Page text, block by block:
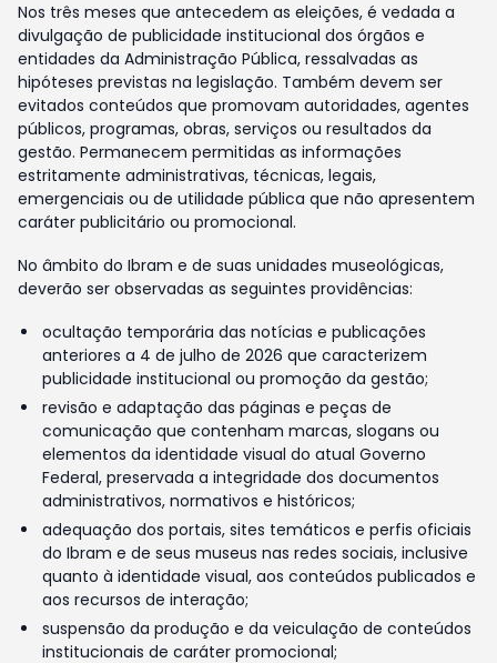
Nos três meses que antecedem as eleições, é vedada a
divulgação de publicidade institucional dos órgãos e
entidades da Administração Pública, ressalvadas as
hipóteses previstas na legislação. Também devem ser
evitados conteúdos que promovam autoridades, agentes
públicos, programas, obras, serviços ou resultados da
gestão. Permanecem permitidas as informações
estritamente administrativas, técnicas, legais,
emergenciais ou de utilidade pública que não apresentem
caráter publicitário ou promocional.
No âmbito do Ibram e de suas unidades museológicas,
deverão ser observadas as seguintes providências:
ocultação temporária das notícias e publicações
anteriores a 4 de julho de 2026 que caracterizem
publicidade institucional ou promoção da gestão;
revisão e adaptação das páginas e peças de
comunicação que contenham marcas, slogans ou
elementos da identidade visual do atual Governo
Federal, preservada a integridade dos documentos
administrativos, normativos e históricos;
adequação dos portais, sites temáticos e perfis oficiais
do Ibram e de seus museus nas redes sociais, inclusive
quanto à identidade visual, aos conteúdos publicados e
aos recursos de interação;
suspensão da produção e da veiculação de conteúdos
institucionais de caráter promocional;